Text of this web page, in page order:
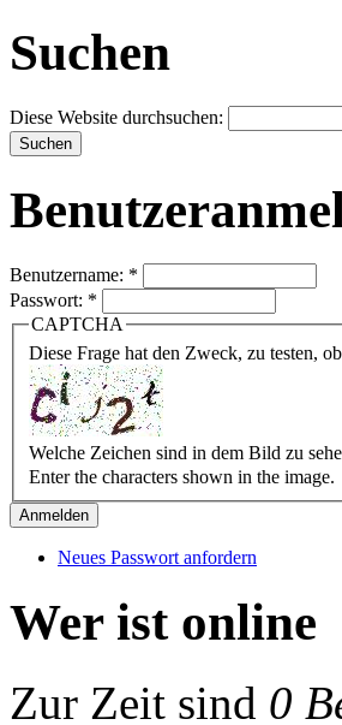
Suchen
Diese Website durchsuchen:
Benutzername: *
Passwort: *
CAPTCHA
Diese Frage hat den Zweck, zu testen,
Welche Zeichen sind in dem Bild zu
Enter the characters shown in the image.
Neues Passwort anfordern
Wer ist online
Zur Zeit sind 0